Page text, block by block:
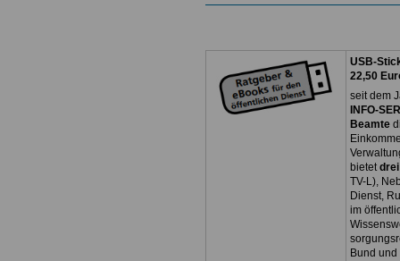
USB-
22,50
seit dem
INFO-
Beamte
bietet
TV-L),
Dienst,
im
Bund